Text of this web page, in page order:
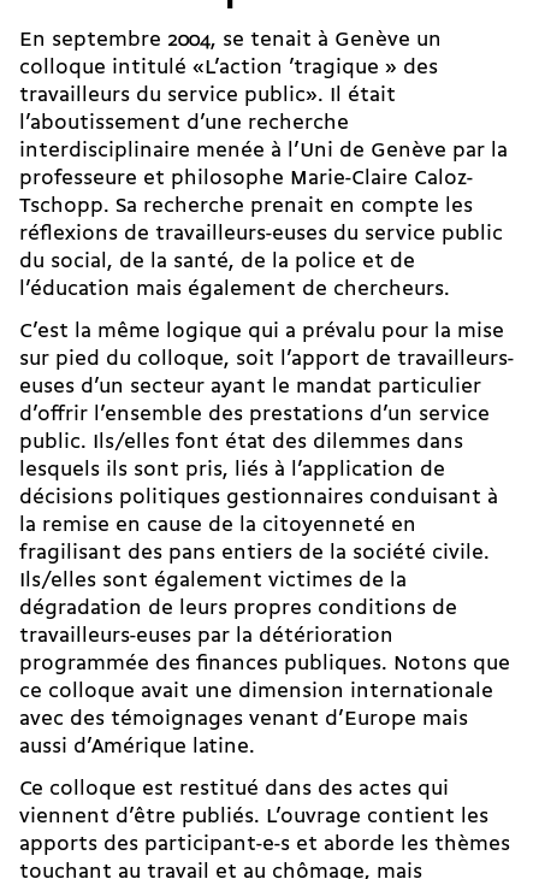
En septembre 2004, se tenait à Genève un
colloque intitulé «L’action ’tragique » des
travailleurs du service public». Il était
l’aboutissement d’une recherche
interdisciplinaire menée à l’Uni de Genève par la
professeure et philosophe Marie-Claire Caloz-
Tschopp. Sa recherche prenait en compte les
réflexions de travailleurs-euses du service public
du social, de la santé, de la police et de
l’éducation mais également de chercheurs.
C’est la même logique qui a prévalu pour la mise
sur pied du colloque, soit l’apport de travailleurs-
euses d’un secteur ayant le mandat particulier
d’offrir l’ensemble des prestations d’un service
public. Ils/elles font état des dilemmes dans
lesquels ils sont pris, liés à l’application de
décisions politiques gestionnaires conduisant à
la remise en cause de la citoyenneté en
fragilisant des pans entiers de la société civile.
Ils/elles sont également victimes de la
dégradation de leurs propres conditions de
travailleurs-euses par la détérioration
programmée des finances publiques. Notons que
ce colloque avait une dimension internationale
avec des témoignages venant d’Europe mais
aussi d’Amérique latine.
Ce colloque est restitué dans des actes qui
viennent d’être publiés. L’ouvrage contient les
apports des participant-e-s et aborde les thèmes
touchant au travail et au chômage, mais